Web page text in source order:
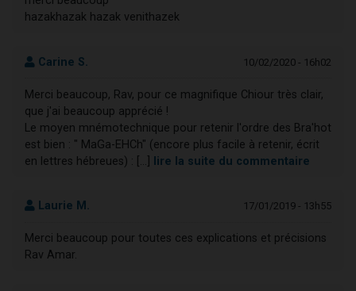
hazakhazak hazak venithazek
Carine S. 10/02/2020 - 16h02
Merci beaucoup, Rav, pour ce magnifique Chiour très clair,
que j'ai beaucoup apprécié !
Le moyen mnémotechnique pour retenir l'ordre des Bra'hot
est bien : " MaGa-EHCh" (encore plus facile à retenir, écrit
en lettres hébreues) : [...]
lire la suite du commentaire
Laurie M. 17/01/2019 - 13h55
Merci beaucoup pour toutes ces explications et précisions
Rav Amar.